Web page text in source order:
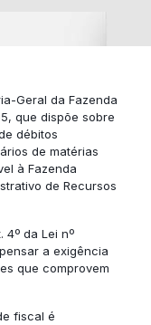
Geral da Fazenda
que dispõe sobre
débitos
de matérias
à Fazenda
de Recursos
4º da Lei nº
a exigência
que comprovem
fiscal é